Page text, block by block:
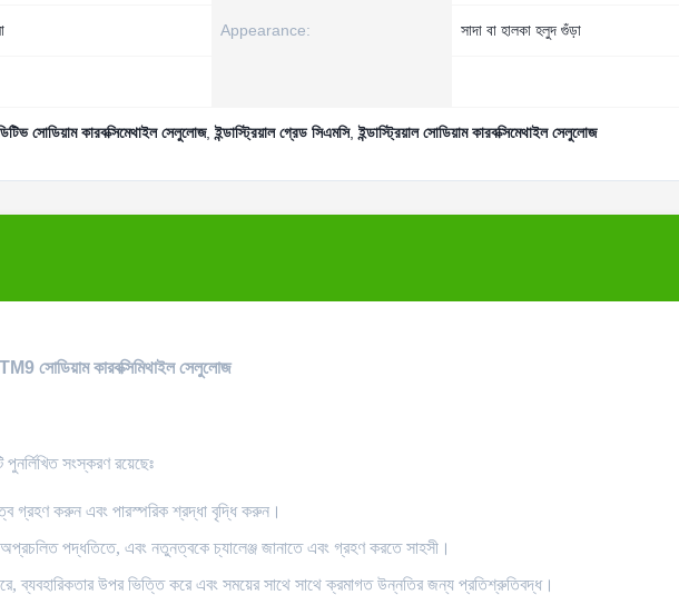
Appearance: সাদা বা হালকা হলুদ গুঁড়া
সোডিয়াম কারবক্সিমেথাইল সেলুলোজ,ইন্ডাস্ট্রিয়াল গ্রেড সিএমসি,ইন্ডাস্ট্রিয়াল সোডিয়াম কারবক্সিমেথাইল সেলুলোজ
সোডিয়াম কারবক্সিমিথাইল সেলুলোজ
সংস্করণ রয়েছেঃ
গ্রহণ করুন এবং পারস্পরিক শ্রদ্ধা বৃদ্ধি করুন।
অপ্রচলিত পদ্ধতিতে, এবং নতুনত্বকে চ্যালেঞ্জ জানাতে এবং গ্রহণ করতে সাহসী।
ব্যবহারিকতার উপর ভিত্তি করে এবং সময়ের সাথে সাথে ক্রমাগত উন্নতির জন্য প্রতিশ্রুতিবদ্ধ।